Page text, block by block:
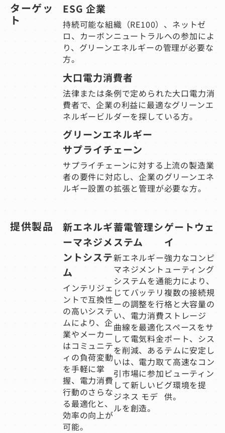
ターゲッ
ト
ESG 企業
持続可能な組織（RE100）、ネットゼ
ロ、カーボンニュートラルへの参加によ
り、グリーンエネルギーの管理が必要な
方。
大口電力消費者
法律または条例で定められた大口電力消
費者で、企業の利益に最適なグリーンエ
ネルギービルダーを探している方。
グリーンエネルギー
サプライチェーン
サプライチェーンに対する上流の製造業
者の要件に対応し、企業のグリーンエネ
ルギー設置の拡張と管理が必要な方。
提供製品
新エネルギ
ーマネジメ
ントシステ
ム
インテリジェ
ントで互換性
の高いシステ
ムにより、企
業やメーカー
はコミュニテ
ィの負荷変動
を手軽に掌
握、電力消費
行動のさらな
る最適化と、
効率の向上が
可能。
蓄電管理シ
ステム
新エネルギー
マネジメント
システムを通
じてバッテリ
ーの調整を行
い、電力消費
曲線を最適化
して電気料金
を削減、ある
いは、電力取
引市場に参加
して新しいビ
ジネス モデ
ルを創造。
ゲートウェ
イ
強力なコンピ
ューティング
能力により、
複数の接続規
格と大容量の
ストレージ
スペースをサ
ポート、シス
テムに安定し
て高速なコン
ピューティン
グ環境を提
供。